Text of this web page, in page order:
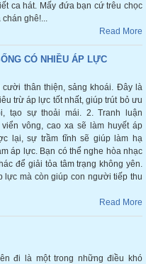
ca hát. Mấy đứa bạn cứ trêu chọc
ghê!...
Read More
CÓ NHIỀU ÁP LỰC
cười thân thiện, sảng khoái. Đây là
trừ áp lực tốt nhất, giúp trút bỏ ưu
tạo sự thoải mái. 2. Tranh luận
vông, cao xa sẽ làm huyết áp
lại, sự trầm tĩnh sẽ giúp làm hạ
áp lực. Bạn có thể nghe hòa nhạc
để giải tỏa tâm trạng không yên.
lực mà còn giúp con người tiếp thu
Read More
đi là một trong những điều khó